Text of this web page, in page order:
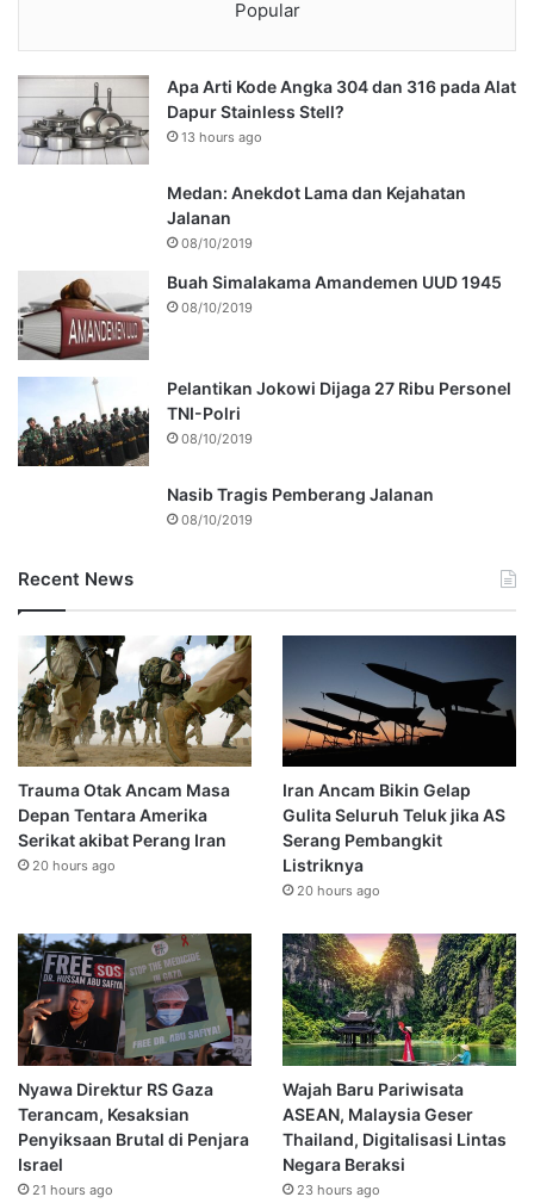
Popular
Apa Arti Kode Angka 304 dan 316 pada Alat
Dapur Stainless Stell?
13 hours ago
Medan: Anekdot Lama dan Kejahatan
Jalanan
08/10/2019
Buah Simalakama Amandemen UUD 1945
08/10/2019
Pelantikan Jokowi Dijaga 27 Ribu Personel
TNI-Polri
08/10/2019
Nasib Tragis Pemberang Jalanan
08/10/2019
Recent News
Trauma Otak Ancam Masa
Depan Tentara Amerika
Serikat akibat Perang Iran
20 hours ago
Iran Ancam Bikin Gelap
Gulita Seluruh Teluk jika AS
Serang Pembangkit
Listriknya
20 hours ago
Nyawa Direktur RS Gaza
Terancam, Kesaksian
Penyiksaan Brutal di Penjara
Israel
21 hours ago
Wajah Baru Pariwisata
ASEAN, Malaysia Geser
Thailand, Digitalisasi Lintas
Negara Beraksi
23 hours ago